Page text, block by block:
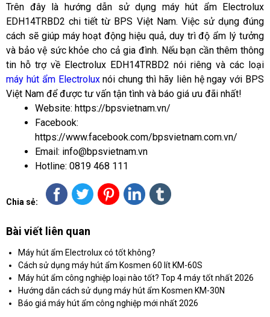
Trên đây là hướng dẫn sử dụng máy hút ẩm Electrolux
EDH14TRBD2 chi tiết từ BPS Việt Nam. Việc sử dụng đúng
cách sẽ giúp máy hoạt động hiệu quả, duy trì độ ẩm lý tưởng
và bảo vệ sức khỏe cho cả gia đình. Nếu bạn cần thêm thông
máy hút ẩm Electrolux nói chung thì hãy liên hệ ngay với BPS
Việt Nam để được tư vấn tận tình và báo giá ưu đãi nhất!
Website: https://bpsvietnam.vn/
Facebook:
https://www.facebook.com/bpsvietnam.com.vn/
Email: info@bpsvietnam.vn
Hotline: 0819 468 111
Chia sẻ:
Bài viết liên quan
Máy hút ẩm Electrolux có tốt không?
Cách sử dụng máy hút ẩm Kosmen 60 lít KM-60S
Máy hút ẩm công nghiệp loại nào tốt? Top 4 máy tốt nhất 2026
Hướng dẫn cách sử dụng máy hút ẩm Kosmen KM-30N
Báo giá máy hút ẩm công nghiệp mới nhất 2026